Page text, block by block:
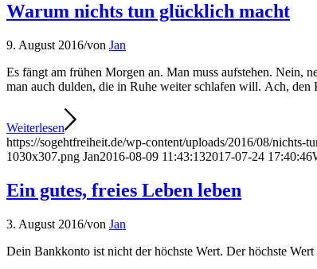
Warum nichts tun glücklich macht
9. August 2016/von Jan
Es fängt am frühen Morgen an. Man muss aufstehen. Nein,
man auch dulden, die in Ruhe weiter schlafen will. Ach, den
Weiterlesen
https://sogehtfreiheit.de/wp-content/uploads/2016/08/nichts-
1030x307.png Jan2016-08-09 11:43:132017-07-24 17:40:46
Ein gutes, freies Leben leben
3. August 2016/von Jan
Dein Bankkonto ist nicht der höchste Wert. Der höchste